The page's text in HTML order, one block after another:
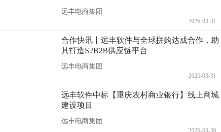
远丰电商集团
2026-03-31
合作快讯丨远丰软件与全球拼购达成合作，助
其打造S2B2B供应链平台
远丰电商集团
2026-03-31
远丰软件中标【重庆农村商业银行】线上商城
建设项目
远丰电商集团
2026-03-30